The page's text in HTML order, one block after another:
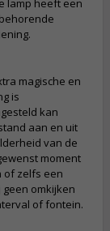
lamp heeft een
magische en
is
kan
aan en uit
van de
moment
of zelfs een
omkijken
of fontein.